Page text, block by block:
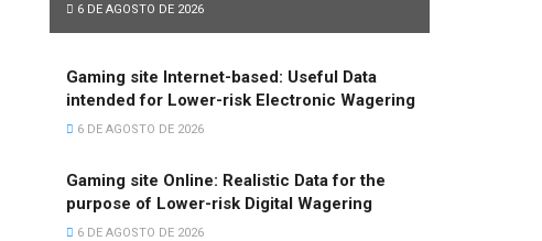
6 DE AGOSTO DE 2026
Gaming site Internet-based: Useful Data
intended for Lower-risk Electronic Wagering
6 DE AGOSTO DE 2026
Gaming site Online: Realistic Data for the
purpose of Lower-risk Digital Wagering
6 DE AGOSTO DE 2026